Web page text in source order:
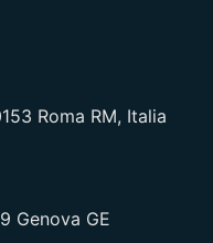
Roma RM, Italia
Genova GE